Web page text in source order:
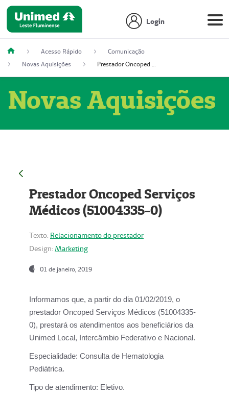
Login
Acesso Rápido
Comunicação
Novas Aquisições
Prestador Oncoped Serviços Médicos (51004335-0)
Novas Aquisições
Prestador Oncoped Serviços
Médicos (51004335-0)
Texto: Relacionamento do prestador
Design: Marketing
01 de janeiro, 2019
Informamos que, a partir do dia 01/02/2019, o
prestador Oncoped Serviços Médicos (51004335-
0), prestará os atendimentos aos beneficiários da
Unimed Local, Intercâmbio Federativo e Nacional.
Especialidade: Consulta de Hematologia
Pediátrica.
Tipo de atendimento: Eletivo.